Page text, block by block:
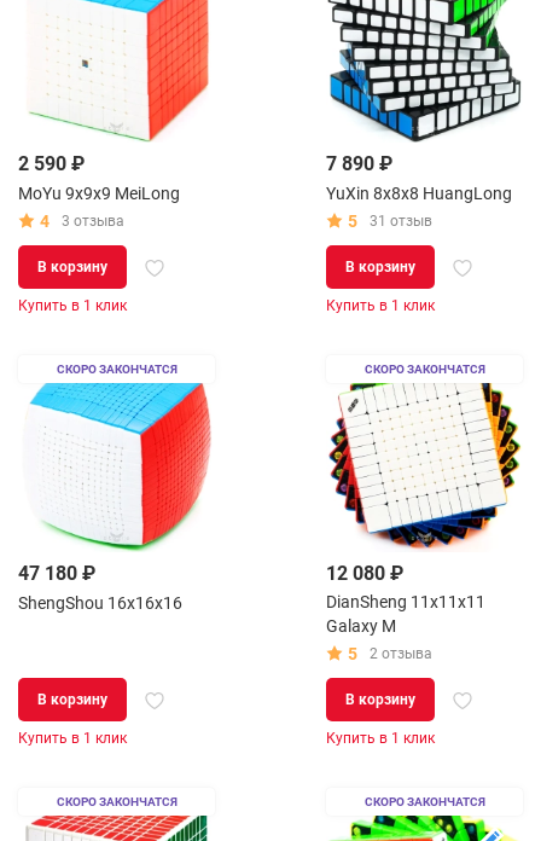
2 590 ₽
MoYu 9x9x9 MeiLong
4
3 отзыва
В корзину
Купить в 1 клик
7 890 ₽
YuXin 8x8x8 HuangLong
5
31 отзыв
В корзину
Купить в 1 клик
СКОРО ЗАКОНЧАТСЯ
47 180 ₽
ShengShou 16x16x16
В корзину
Купить в 1 клик
СКОРО ЗАКОНЧАТСЯ
12 080 ₽
DianSheng 11x11x11
Galaxy M
5
2 отзыва
В корзину
Купить в 1 клик
СКОРО ЗАКОНЧАТСЯ СКОРО ЗАКОНЧАТСЯ